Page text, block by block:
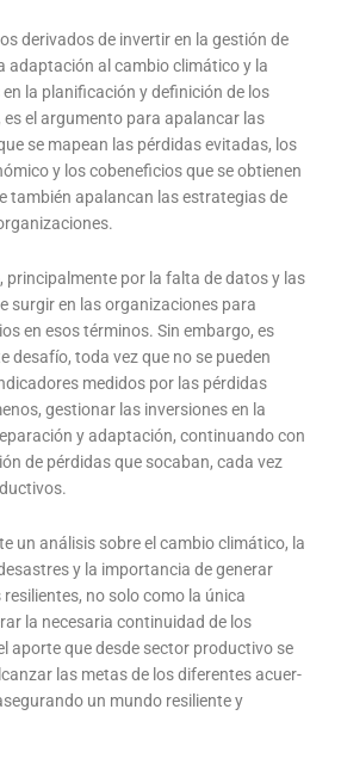
derivados de invertir en la gestión de
adaptación al cambio climático y la
la planificación y definición de los
es el argumento para apalancar las
se mapean las pérdidas evitadas, los
y los cobeneficios que se obtienen
también apalancan las estrategias de
principalmente por la falta de datos y las
surgir en las organizaciones para
en esos términos. Sin embargo, es
desafío, toda vez que no se pueden
medidos por las pérdidas
gestionar las inversiones en la
y adaptación, continuando con
de pérdidas que socaban, cada vez
un análisis sobre el cambio climático, la
y la importancia de generar
no solo como la única
la necesaria continuidad de los
aporte que desde sector productivo se
las metas de los diferentes acuer-
un mundo resiliente y